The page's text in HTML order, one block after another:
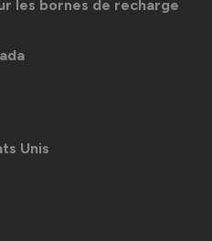
les bornes de recharge
Unis